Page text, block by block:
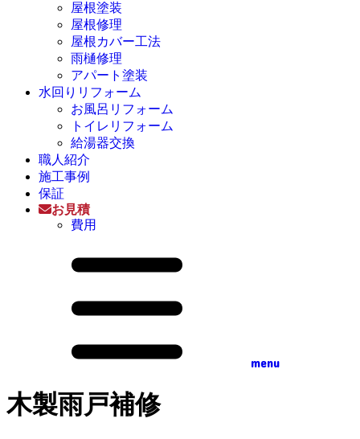
屋根塗装
屋根修理
屋根カバー工法
雨樋修理
アパート塗装
水回りリフォーム
お風呂リフォーム
トイレリフォーム
給湯器交換
職人紹介
施工事例
保証
お見積
費用
menu
木製雨戸補修